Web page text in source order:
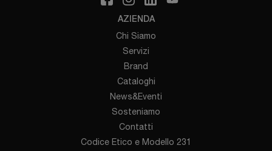
AZIENDA
Chi Siamo
Servizi
Brand
Cataloghi
News&Eventi
Sosteniamo
Contatti
Codice Etico e Modello 231